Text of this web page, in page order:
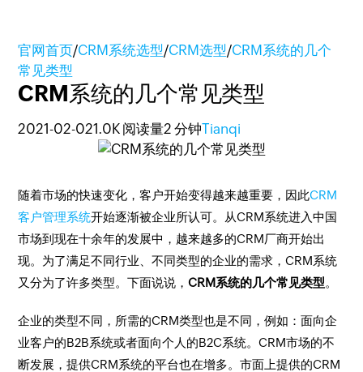
官网首页/CRM系统选型/CRM选型/CRM系统的几个
常见类型
CRM系统的几个常见类型
2021-02-021.0K 阅读量2 分钟Tianqi
随着市场的快速变化，客户开始变得越来越重要，因此CRM
客户管理系统开始逐渐被企业所认可。从CRM系统进入中国
市场到现在十余年的发展中，越来越多的CRM厂商开始出
现。为了满足不同行业、不同类型的企业的需求，CRM系统
又分为了许多类型。下面说说，CRM系统的几个常见类型。
企业的类型不同，所需的CRM类型也是不同，例如：面向企
业客户的B2B系统或者面向个人的B2C系统。CRM市场的不
断发展，提供CRM系统的平台也在增多。市面上提供的CRM